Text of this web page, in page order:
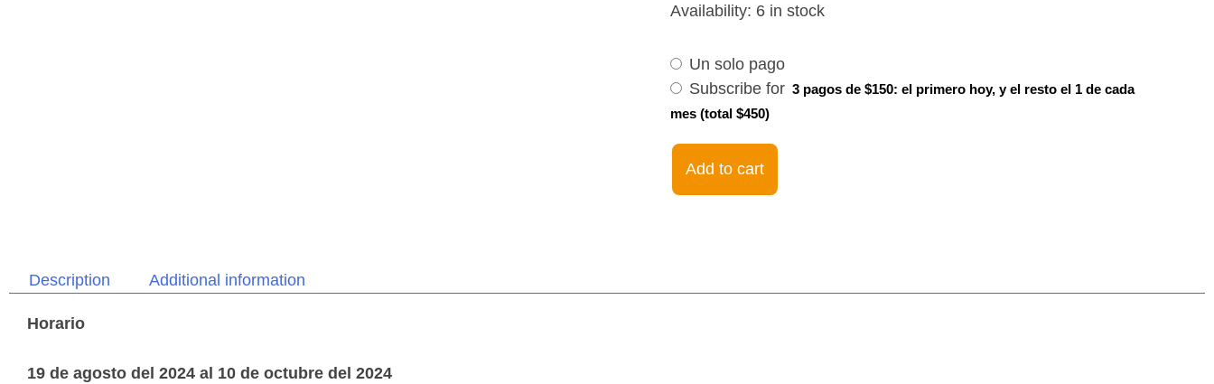
Availability: 6 in stock
Choose
typeUn solo pago
Subscribe for 3 pagos de $150: el primero hoy, y el resto el 1 de cada
mes (total $450)
Let's
Beginners
19Aug24-
10Oct24.
Add to cart
Description Additional information
Horario
19 de agosto del 2024 al 10 de octubre del 2024